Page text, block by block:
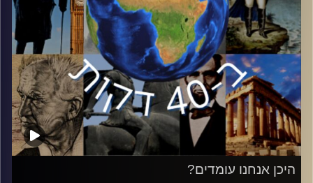
קרדיט תמונות:יוסי מצרי
היכן אנחנו עומדים?